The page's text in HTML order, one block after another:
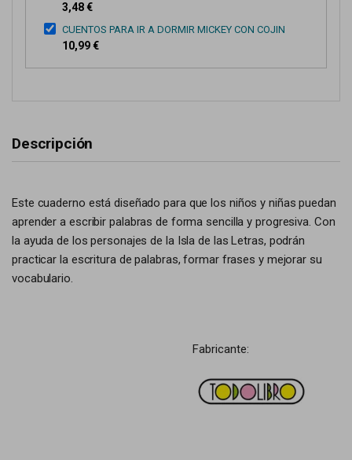
3,48 €
CUENTOS PARA IR A DORMIR MICKEY CON COJIN
10,99 €
Descripción
Este cuaderno está diseñado para que los niños y niñas puedan
aprender a escribir palabras de forma sencilla y progresiva. Con
la ayuda de los personajes de la Isla de las Letras, podrán
practicar la escritura de palabras, formar frases y mejorar su
vocabulario.
Fabricante: